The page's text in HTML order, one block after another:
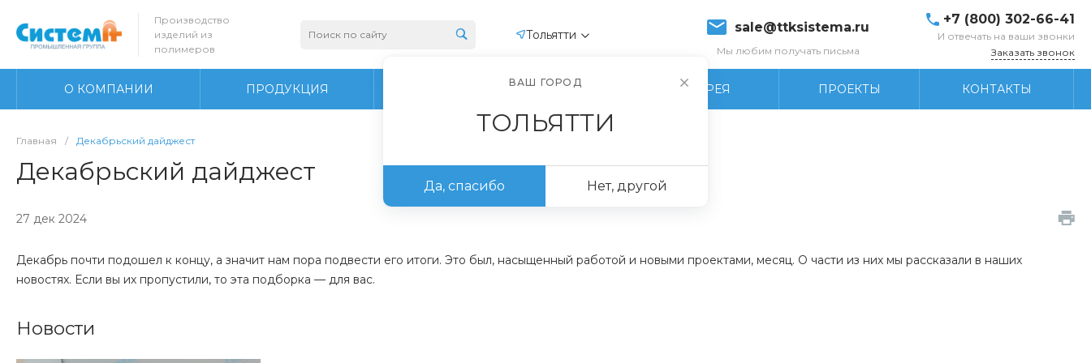
Производство
изделий из
полимеров
Тольятти sale@ttksistema.ru
Мы любим получать письма
+7 (800) 302-66-41
И отвечать на ваши звонки
Заказать звонок
О КОМПАНИИ ПРОДУКЦИЯ ПРОИЗВОДСТВО ФОТОГАЛЕРЕЯ ПРОЕКТЫ КОНТАКТЫ
Главная / Декабрьский дайджест
Декабрьский дайджест
27 дек 2024
Декабрь почти подошел к концу, а значит нам пора подвести его итоги. Это был, насыщенный работой и новыми проектами, месяц. О части из них мы рассказали в наших
новостях. Если вы их пропустили, то эта подборка — для вас.
Новости
ВАШ ГОРОД
ТОЛЬЯТТИ
Да, спасибо Нет, другой